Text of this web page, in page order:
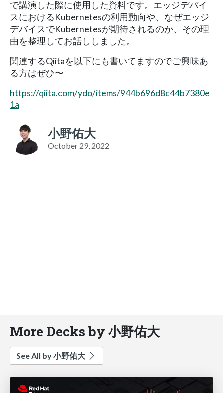
で講演した際に使用した資料です。エッジデバイ
スにおけるKubernetesの利用動向や、なぜエッジ
デバイスでKubernetesが期待されるのか、その理
由を整理してお話ししました。
関連するQiitaを以下にも書いてますのでご興味あ
る方はぜひ〜
https://qiita.com/ydo/items/944b696d8c44b7380e
1a
小野佑大
October 29, 2022
More Decks by 小野佑大
See All by 小野佑大